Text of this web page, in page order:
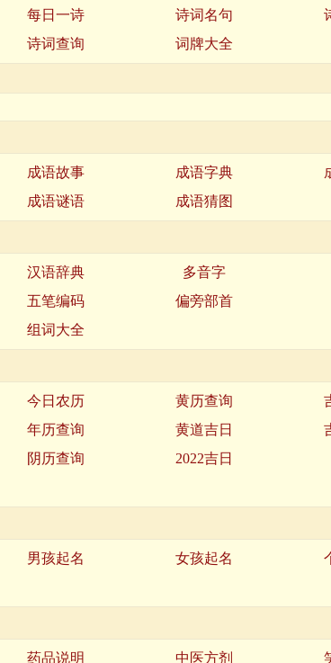
每日一诗 诗词名句
诗词查询 词牌大全
成语故事 成语字典
成语谜语 成语猜图
汉语辞典 多音字
五笔编码 偏旁部首
组词大全
今日农历 黄历查询
年历查询 黄道吉日
阴历查询 2022吉日
男孩起名 女孩起名
药品说明 中医方剂